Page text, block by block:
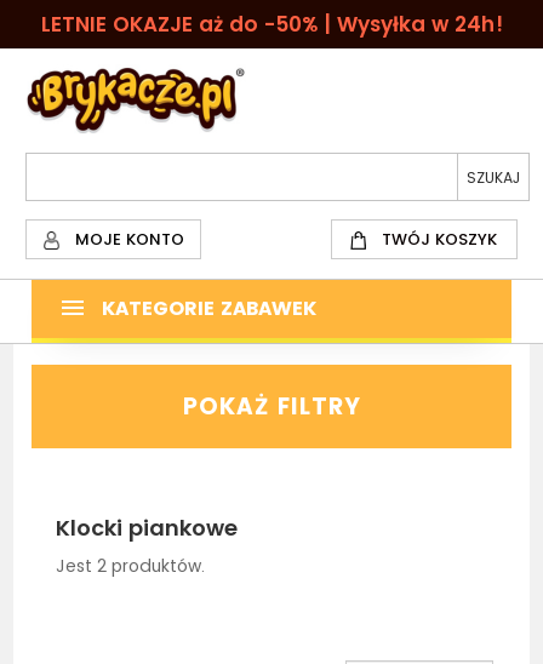
LETNIE OKAZJE aż do -50% | Wysyłka w 24h!
MOJE KONTO TWÓJ KOSZYK
KATEGORIE ZABAWEK
POKAŻ FILTRY
Klocki piankowe
Jest 2 produktów.